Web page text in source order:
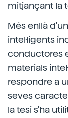
mitjançant la
Més enllà
intel·ligents
conductores
materials
respondre a
seves
la tesi s'ha